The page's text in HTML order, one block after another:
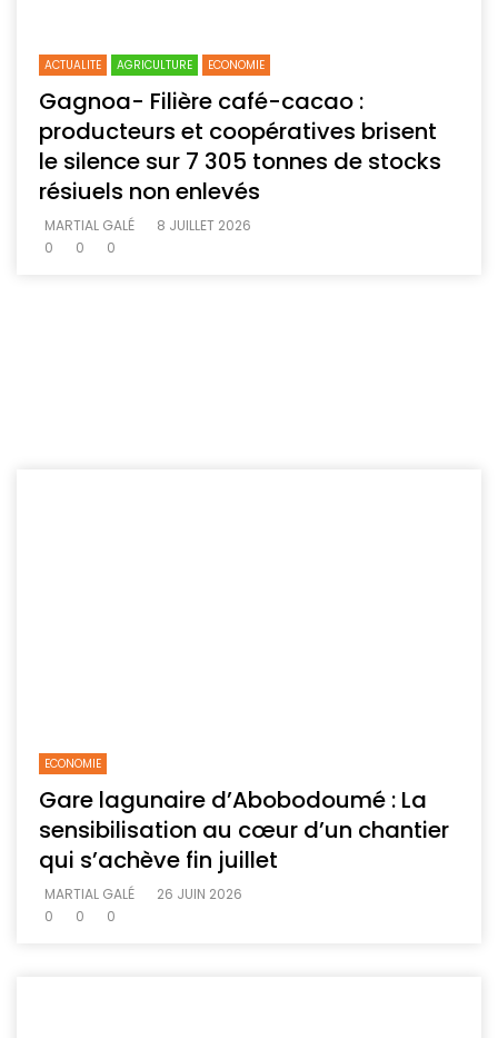
ACTUALITE AGRICULTURE ECONOMIE
Gagnoa- Filière café-cacao :
producteurs et coopératives brisent
le silence sur 7 305 tonnes de stocks
résiuels non enlevés
MARTIAL GALÉ
8 JUILLET 2026
0
0 0
ECONOMIE
Gare lagunaire d’Abobodoumé : La
sensibilisation au cœur d’un chantier
qui s’achève fin juillet
MARTIAL GALÉ
26 JUIN 2026
0
0 0